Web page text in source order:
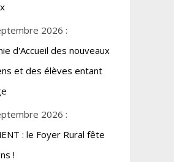
2026 :
d'Accueil des nouveaux
et des élèves entant
2026 :
: le Foyer Rural fête
!